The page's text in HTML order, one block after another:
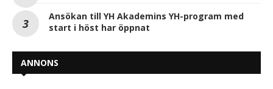
Ansökan till YH Akademins YH-program med
start i höst har öppnat
ANNONS